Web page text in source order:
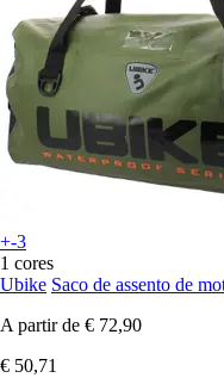
+-3
1 cores
Ubike Saco de assento de
A partir de € 72,90
€ 50,71